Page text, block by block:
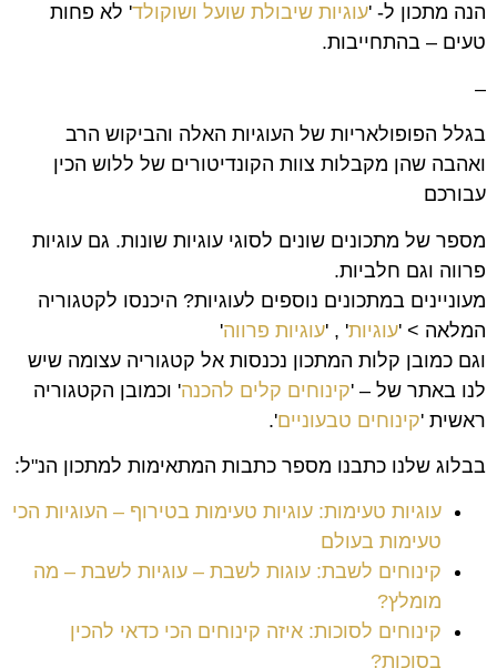
הנה מתכון ל- 'עוגיות שיבולת שועל ושוקולד' לא פחות
טעים – בהתחייבות.
–
בגלל הפופולאריות של העוגיות האלה והביקוש הרב
ואהבה שהן מקבלות צוות הקונדיטורים של ללוש הכין
עבורכם
מספר של מתכונים שונים לסוגי עוגיות שונות. גם עוגיות
פרווה וגם חלביות.
מעוניינים במתכונים נוספים לעוגיות? היכנסו לקטגוריה
המלאה > 'עוגיות' , 'עוגיות פרווה'
וגם כמובן קלות המתכון נכנסות אל קטגוריה עצומה שיש
לנו באתר של – 'קינוחים קלים להכנה' וכמובן הקטגוריה
ראשית 'קינוחים טבעוניים'.
בבלוג שלנו כתבנו מספר כתבות המתאימות למתכון הנ"ל:
עוגיות טעימות: עוגיות טעימות בטירוף – העוגיות הכי
טעימות בעולם
קינוחים לשבת: עוגות לשבת – עוגיות לשבת – מה
מומלץ?
קינוחים לסוכות: איזה קינוחים הכי כדאי להכין
בסוכות?